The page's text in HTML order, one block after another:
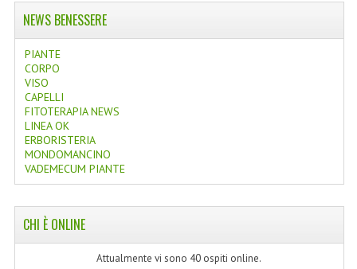
NEWS BENESSERE
PIANTE
CORPO
VISO
CAPELLI
FITOTERAPIA NEWS
LINEA OK
ERBORISTERIA
MONDOMANCINO
VADEMECUM PIANTE
CHI È ONLINE
Attualmente vi sono 40 ospiti online.